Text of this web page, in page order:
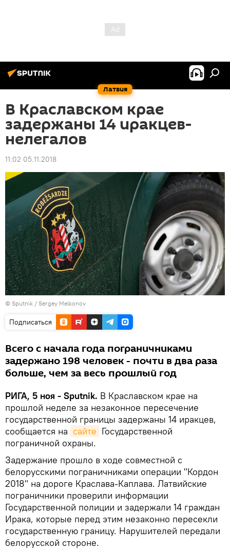
Латвия
В Краславском крае
задержаны 14 иракцев-
нелегалов
11:02 05.11.2018
© Sputnik / Sergey Melkonov
Подписаться
Всего с начала года пограничниками
задержано 198 человек - почти в два раза
больше, чем за весь прошлый год
РИГА, 5 ноя - Sputnik. В Краславском крае на
прошлой неделе за незаконное пересечение
государственной границы задержаны 14 иракцев,
сообщается на сайте Государственной
пограничной охраны.
Задержание прошло в ходе совместной с
белорусскими пограничниками операции "Кордон
2018" на дороге Краслава-Каплава. Латвийские
пограничники проверили информации
Государственной полиции и задержали 14 граждан
Ирака, которые перед этим незаконно пересекли
государственную границу. Нарушителей передали
белорусской стороне.